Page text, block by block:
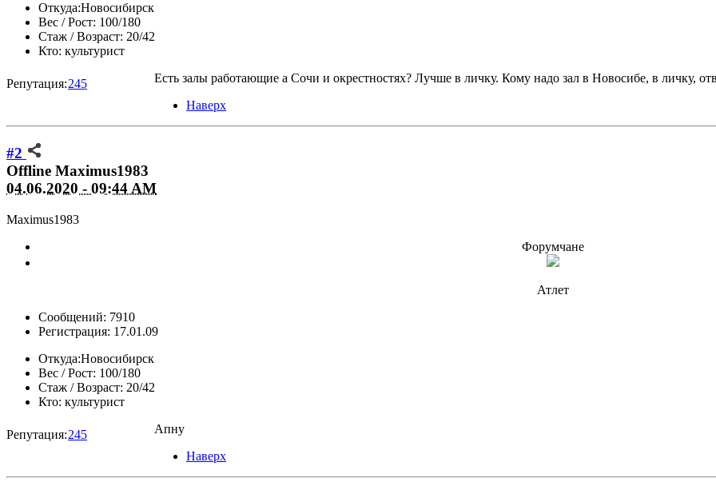
Откуда:Новосибирск
Вес / Рост: 100/180
Стаж / Возраст: 20/42
Кто: культурист
Репутация:245
Есть залы работающие а Сочи и окрестностях? Лучше в личку. Кому надо зал в Новосибе, в личку,
Наверх
#2
Offline Maximus1983
04.06.2020 - 09:44 AM
Maximus1983
Форумчане
Атлет
Сообщений: 7910
Регистрация: 17.01.09
Откуда:Новосибирск
Вес / Рост: 100/180
Стаж / Возраст: 20/42
Кто: культурист
Репутация:245
Апну
Наверх